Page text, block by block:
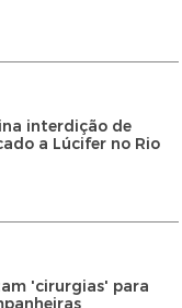
interdição de
a Lúcifer no Rio
'cirurgias' para